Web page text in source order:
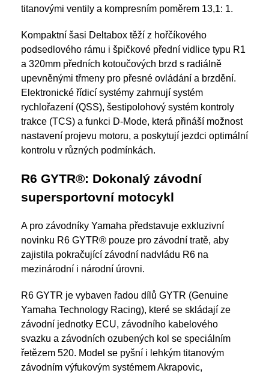
titanovými ventily a kompresním poměrem 13,1: 1.
Kompaktní šasi Deltabox těží z hořčíkového
podsedlového rámu i špičkové přední vidlice typu R1
a 320mm předních kotoučových brzd s radiálně
upevněnými třmeny pro přesné ovládání a brzdění.
Elektronické řídicí systémy zahrnují systém
rychlořazení (QSS), šestipolohový systém kontroly
trakce (TCS) a funkci D-Mode, která přináší možnost
nastavení projevu motoru, a poskytují jezdci optimální
kontrolu v různých podmínkách.
R6 GYTR®: Dokonalý závodní
supersportovní motocykl
A pro závodníky Yamaha představuje exkluzivní
novinku R6 GYTR® pouze pro závodní tratě, aby
zajistila pokračující závodní nadvládu R6 na
mezinárodní i národní úrovni.
R6 GYTR je vybaven řadou dílů GYTR (Genuine
Yamaha Technology Racing), které se skládají ze
závodní jednotky ECU, závodního kabelového
svazku a závodních ozubených kol se speciálním
řetězem 520. Model se pyšní i lehkým titanovým
závodním výfukovým systémem Akrapovic,